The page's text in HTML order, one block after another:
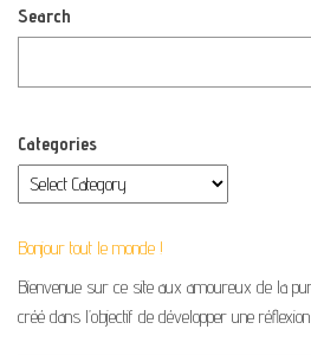
Search
Categories
Bonjour tout le monde !
Bienvenue sur ce site aux amoureux de la
créé dans l’objectif de développer une